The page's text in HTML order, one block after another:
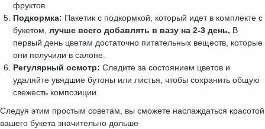
фруктов.
Подкормка: Пакетик с подкормкой, который идет в комплекте с
букетом, лучше всего добавлять в вазу на 2-3 день. В
первый день цветам достаточно питательных веществ, которые
они получили в салоне.
Регулярный осмотр: Следите за состоянием цветов и
удаляйте увядшие бутоны или листья, чтобы сохранить общую
свежесть композиции.
Следуя этим простым советам, вы сможете наслаждаться красотой
вашего букета значительно дольше